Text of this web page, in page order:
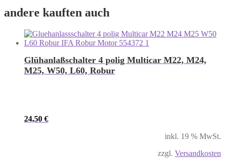
andere kauften auch
Glühanlaßschalter 4 polig Multicar M22, M24,
M25, W50, L60, Robur
24,50 €
inkl. 19 % MwSt.
zzgl. Versandkosten